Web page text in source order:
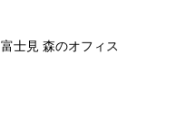
富士見 森のオフィス